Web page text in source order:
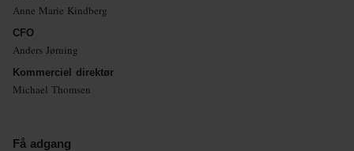
Anne Marie Kindberg
CFO
Anders Jørning
Kommerciel direktør
Michael Thomsen
Få adgang